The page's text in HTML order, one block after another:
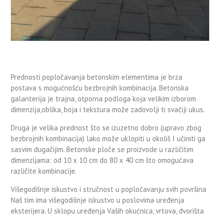
Prednosti popločavanja betonskim elementima je brza
postava s mogućnošću bezbrojnih kombinacija. Betonska
galanterija je trajna, otporna podloga koja velikim izborom
dimenzija,oblika, boja i tekstura može zadovolji ti svačiji ukus.
Druga je velika prednost što se izuzetno dobro (upravo zbog
bezbrojnih kombinacija) lako može uklopiti u okoliš I učiniti ga
sasvim dugačijim. Betonske ploče se proizvode u različitim
dimenzijama: od 10 x 10 cm do 80 x 40 cm što omogućava
različite kombinacije.
Višegodišnje iskustvo i stručnost u popločavanju svih površina
Naš tim ima višegodišnje iskustvo u poslovima uređenja
eksterijera. U sklopu uređenja Vaših okućnica, vrtova, dvorišta